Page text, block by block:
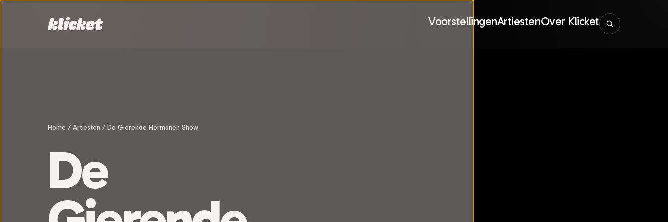
VoorstellingenArtiestenOver Klicket
Home / Artiesten / De Gierende Hormonen Show
De